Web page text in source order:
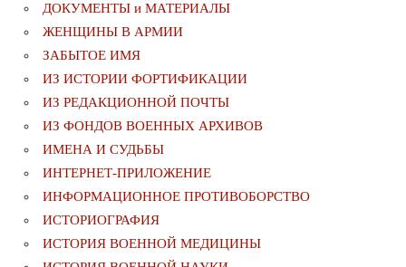
ДОКУМЕНТЫ и МАТЕРИАЛЫ
ЖЕНЩИНЫ В АРМИИ
ЗАБЫТОЕ ИМЯ
ИЗ ИСТОРИИ ФОРТИФИКАЦИИ
ИЗ РЕДАКЦИОННОЙ ПОЧТЫ
ИЗ ФОНДОВ ВОЕННЫХ АРХИВОВ
ИМЕНА И СУДЬБЫ
ИНТЕРНЕТ-ПРИЛОЖЕНИЕ
ИНФОРМАЦИОННОЕ ПРОТИВОБОРСТВО
ИСТОРИОГРАФИЯ
ИСТОРИЯ ВОЕННОЙ МЕДИЦИНЫ